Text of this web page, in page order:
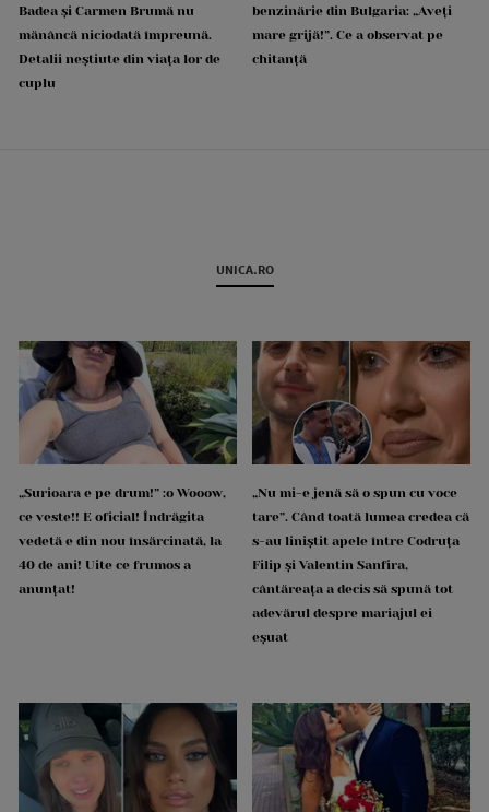
Badea și Carmen Brumă nu
mănâncă niciodată împreună.
Detalii neștiute din viața lor de
cuplu
benzinărie din Bulgaria: „Aveți
mare grijă!”. Ce a observat pe
chitanță
UNICA.RO
„Surioara e pe drum!” :o Wooow,
ce veste!! E oficial! Îndrăgita
vedetă e din nou însărcinată, la
40 de ani! Uite ce frumos a
anunțat!
„Nu mi-e jenă să o spun cu voce
tare”. Când toată lumea credea că
s-au liniștit apele între Codruța
Filip și Valentin Sanfira,
cântăreața a decis să spună tot
adevărul despre mariajul ei
eșuat